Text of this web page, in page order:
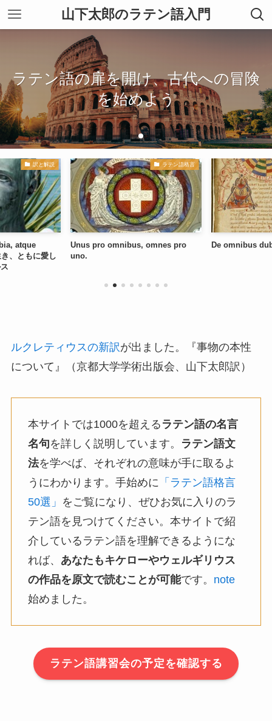
山下太郎のラテン語入門
ラテン語の扉を開け、古代への冒険
を始めよう
さぁ、ラテン語を始めよう。
ラテン語の扉を開け、古代への冒険
を始めよう
訳と解説
atque
、ともに愛し
ラテン語格言
Unus pro omnibus, omnes pro
uno.
De omnibus
ルクレティウスの新訳が出ました。『事物の本性
について』（京都大学学術出版会、山下太郎訳）
本サイトでは1000を超える ラテン語の名言
名句を詳しく説明しています。
ラテン語文
法を学べば、それぞれの意味が手に取るよ
うにわかります。手始めに 「ラテン語格言
50選」 をご覧になり、ぜひお気に入りのラ
テン語を見つけてください。本サイトで紹
介しているラテン語を理解できるようにな
れば、 あなたもキケローやウェルギリウス
の作品を原文で読むこと が可能です。 note
始めました。
ラテン語講習会の予定を確認する